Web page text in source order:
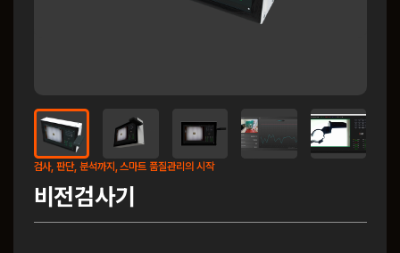
검사, 판단, 분석까지, 스마트 품질관리의 시작
비전검사기